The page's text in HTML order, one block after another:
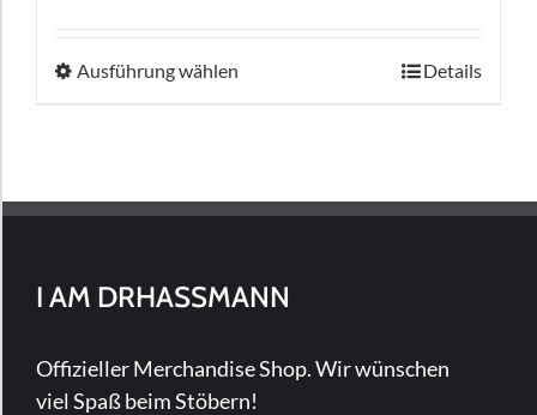
Ausführung wählen
Varianten
Optionen
auf
der
Details
I AM DRHASSMANN
Offizieller Merchandise Shop. Wir wünschen
viel Spaß beim Stöbern!